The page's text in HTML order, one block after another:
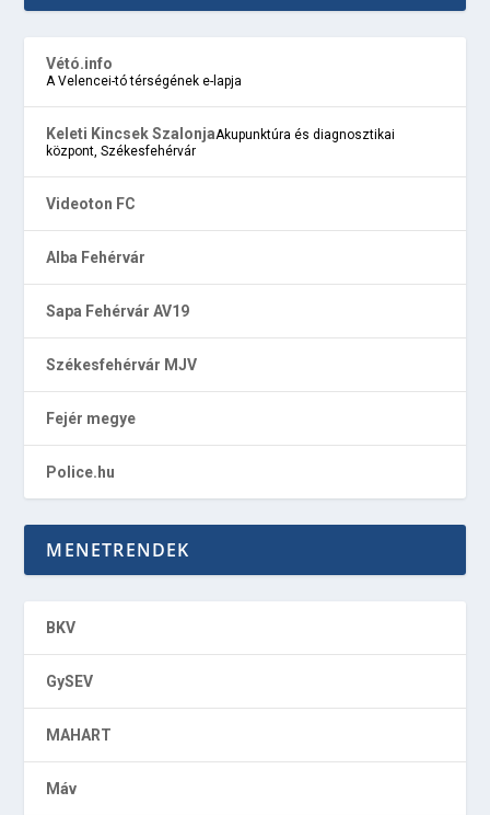
Vétó.info
A Velencei-tó térségének e-lapja
Keleti Kincsek SzalonjaAkupunktúra és diagnosztikai
központ, Székesfehérvár
Videoton FC
Alba Fehérvár
Sapa Fehérvár AV19
Székesfehérvár MJV
Fejér megye
Police.hu
MENETRENDEK
BKV
GySEV
MAHART
Máv